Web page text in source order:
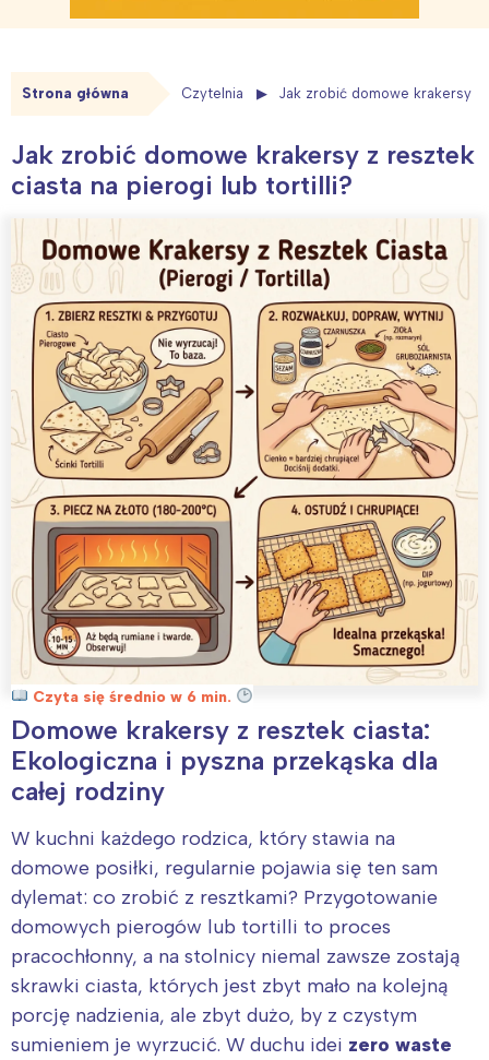
Strona główna Czytelnia Jak zrobić domowe krakersy
Jak zrobić domowe krakersy z resztek
ciasta na pierogi lub tortilli?
Czyta się średnio w 6 min.
Domowe krakersy z resztek ciasta:
Ekologiczna i pyszna przekąska dla
całej rodziny
W kuchni każdego rodzica, który stawia na
domowe posiłki, regularnie pojawia się ten sam
dylemat: co zrobić z resztkami? Przygotowanie
domowych pierogów lub tortilli to proces
pracochłonny, a na stolnicy niemal zawsze zostają
skrawki ciasta, których jest zbyt mało na kolejną
porcję nadzienia, ale zbyt dużo, by z czystym
sumieniem je wyrzucić. W duchu idei zero waste